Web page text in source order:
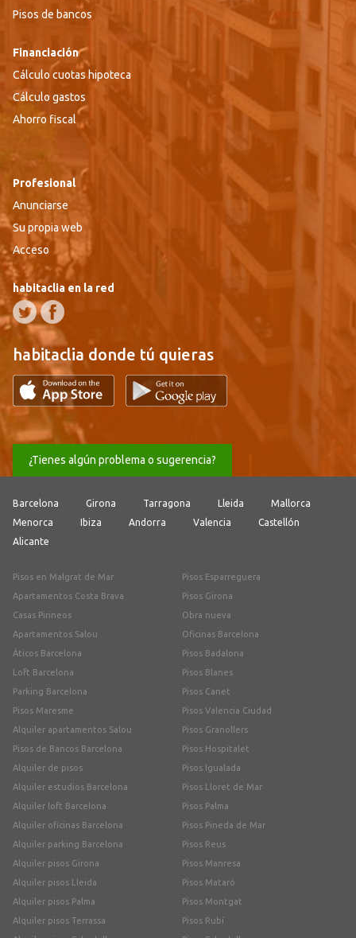
Pisos de bancos
Financiación
Cálculo cuotas hipoteca
Cálculo gastos
Ahorro fiscal
Profesional
Anunciarse
Su propia web
Acceso
habitaclia en la red
habitaclia donde tú quieras
¿Tienes algún problema o sugerencia?
Barcelona Girona Tarragona Lleida
Mallorca
Menorca
Ibiza Andorra Valencia
Castellón
Alicante
Pisos en Malgrat de Mar
Apartamentos Costa Brava
Casas Pirineos
Apartamentos Salou
Áticos Barcelona
Loft Barcelona
Parking Barcelona
Pisos Maresme
Alquiler apartamentos Salou
Pisos de Bancos Barcelona
Alquiler de pisos
Alquiler estudios Barcelona
Alquiler loft Barcelona
Alquiler oficinas Barcelona
Alquiler parking Barcelona
Alquiler pisos Girona
Alquiler pisos Lleida
Alquiler pisos Palma
Alquiler pisos Terrassa
Pisos Esparreguera
Pisos Girona
Obra nueva
Oficinas Barcelona
Pisos Badalona
Pisos Blanes
Pisos Canet
Pisos Valencia Ciudad
Pisos Granollers
Pisos Hospitalet
Pisos Igualada
Pisos Lloret de Mar
Pisos Palma
Pisos Pineda de Mar
Pisos Reus
Pisos Manresa
Pisos Mataró
Pisos Montgat
Pisos Rubí